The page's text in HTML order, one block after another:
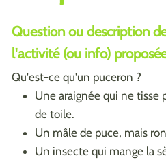
Question ou description
l'activité (ou info)
Qu'est-ce qu'un puceron ?
Une araignée qui ne tisse
de toile.
Un mâle de puce, mais
Un insecte qui mange la